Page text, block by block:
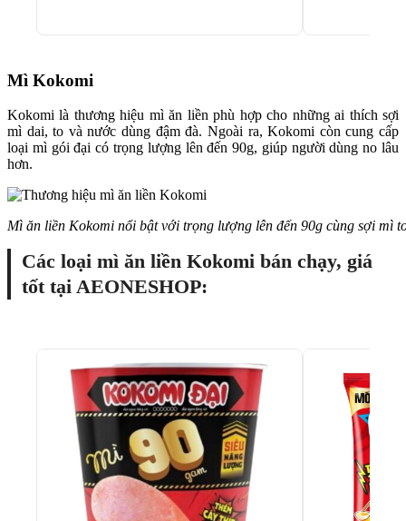
Mì Kokomi
Kokomi là thương hiệu mì ăn liền phù hợp cho những ai thích sợi
mì dai, to và nước dùng đậm đà. Ngoài ra, Kokomi còn cung cấp
loại mì gói đại có trọng lượng lên đến 90g, giúp người dùng no lâu
hơn.
Mì ăn liền Kokomi nổi bật với trọng lượng lên đến 90g cùng sợi mì
Các loại mì ăn liền Kokomi bán chạy, giá
tốt tại AEONESHOP: